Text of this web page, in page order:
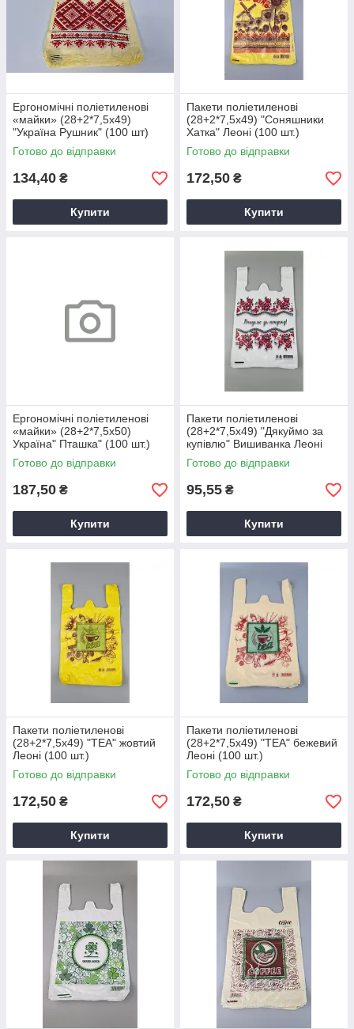
Ергономічні поліетиленові
«майки» (28+2*7,5х49)
"Україна Рушник" (100 шт)
Готово до відправки
134,40 ₴
Купити
Пакети поліетиленові
(28+2*7,5х49) "Соняшники
Хатка" Леоні (100 шт.)
Готово до відправки
172,50 ₴
Купити
Ергономічні поліетиленові
«майки» (28+2*7,5х50)
Україна" Пташка" (100 шт.)
Готово до відправки
187,50 ₴
Купити
Пакети поліетиленові
(28+2*7,5х49) "Дякуймо за
купівлю" Вишиванка Леоні
(100 шт.)
Готово до відправки
95,55 ₴
Купити
Пакети поліетиленові
(28+2*7,5х49) "TEA" жовтий
Леоні (100 шт.)
Готово до відправки
172,50 ₴
Купити
Пакети поліетиленові
(28+2*7,5х49) "TEA" бежевий
Леоні (100 шт.)
Готово до відправки
172,50 ₴
Купити